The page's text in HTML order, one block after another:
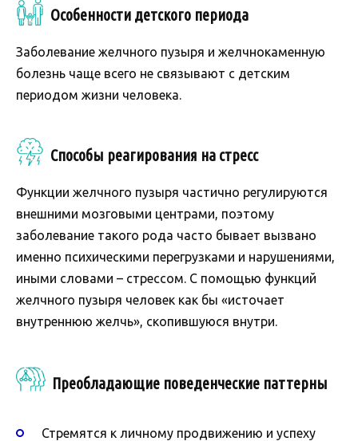
Особенности детского периода
Заболевание желчного пузыря и желчнокаменную
болезнь чаще всего не связывают с детским
периодом жизни человека.
Способы реагирования на стресс
Функции желчного пузыря частично регулируются
внешними мозговыми центрами, поэтому
заболевание такого рода часто бывает вызвано
именно психическими перегрузками и нарушениями,
иными словами – стрессом. С помощью функций
желчного пузыря человек как бы «источает
внутреннюю желчь», скопившуюся внутри.
Преобладающие поведенческие паттерны
Стремятся к личному продвижению и успеху